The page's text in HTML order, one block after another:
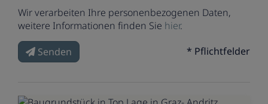
Wir verarbeiten Ihre personenbezogenen Daten,
weitere Informationen finden Sie hier.
Senden
* Pflichtfelder